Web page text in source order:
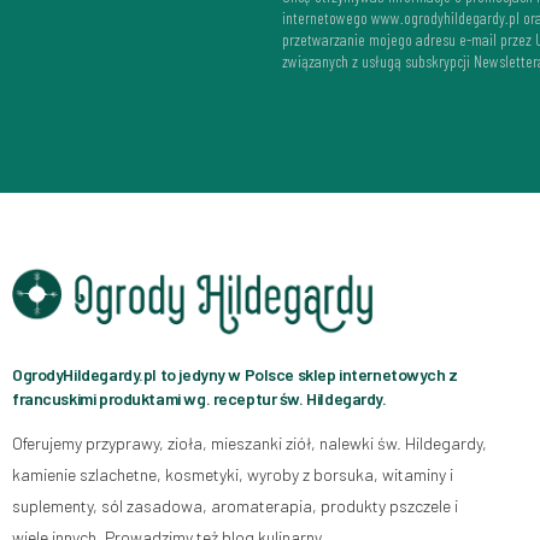
internetowego www.ogrodyhildegardy.pl
przetwarzanie mojego adresu e-mail przez
związanych z usługą subskrypcji
OgrodyHildegardy.pl to jedyny w Polsce sklep internetowych z
francuskimi produktami wg. receptur św. Hildegardy.
Oferujemy przyprawy, zioła, mieszanki ziół, nalewki św. Hildegardy,
kamienie szlachetne, kosmetyki, wyroby z borsuka, witaminy i
suplementy, sól zasadowa, aromaterapia, produkty pszczele i